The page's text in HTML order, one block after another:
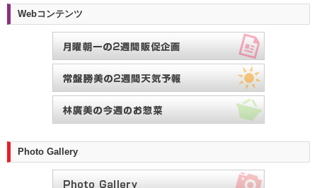
Webコンテンツ
Photo Gallery